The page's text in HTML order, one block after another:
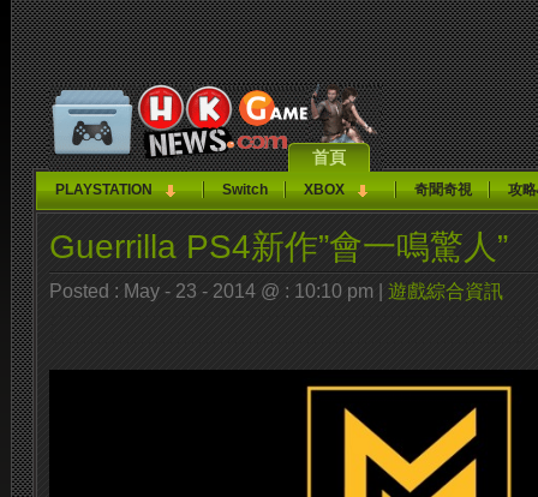
首頁
PLAYSTATION Switch XBOX 奇聞奇視 攻
Guerrilla PS4新作”會一鳴驚人”
Posted : May - 23 - 2014 @ : 10:10 pm | 遊戲綜合資訊